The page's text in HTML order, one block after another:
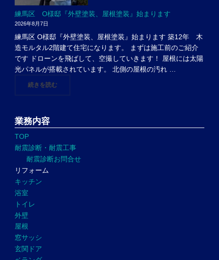
練馬区 O様邸『外壁塗装、屋根塗装』始まります
2026年8月7日
練馬区 O様邸『外壁塗装、屋根塗装』始まります 築12年 木
造モルタル2階建て住宅になります。 まずは施工前のご紹介
です ドローンを飛ばして、空撮していきます！ 屋根には太陽
光パネルが搭載されています。 北側の屋根の汚れ …
続きを読む"練馬区 O様邸『外壁塗装、屋根塗装』始まります"
業務内容
TOP
耐震診断・耐震工事
耐震診断お問合せ
リフォーム
キッチン
浴室
トイレ
外壁
屋根
窓サッシ
玄関ドア